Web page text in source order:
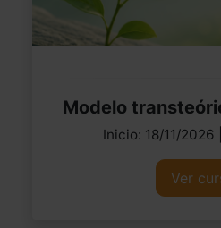
Modelo
Inicio: 18/11/
Ver